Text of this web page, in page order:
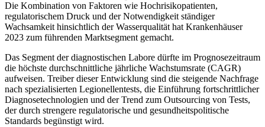
Die Kombination von Faktoren wie Hochrisikopatienten,
regulatorischem Druck und der Notwendigkeit ständiger
Wachsamkeit hinsichtlich der Wasserqualität hat Krankenhäuser
2023 zum führenden Marktsegment gemacht.
Das Segment der diagnostischen Labore dürfte im Prognosezeitraum
die höchste durchschnittliche jährliche Wachstumsrate (CAGR)
aufweisen. Treiber dieser Entwicklung sind die steigende Nachfrage
nach spezialisierten Legionellentests, die Einführung fortschrittlicher
Diagnosetechnologien und der Trend zum Outsourcing von Tests,
der durch strengere regulatorische und gesundheitspolitische
Standards begünstigt wird.